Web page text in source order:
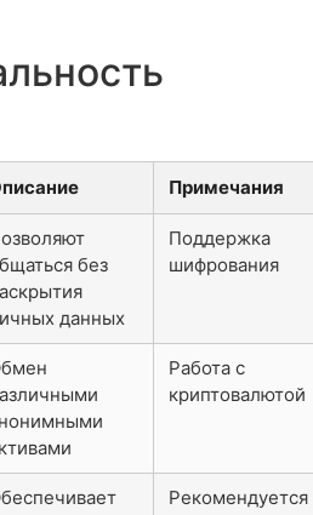
Примечания
без
данных
Поддержка
шифрования
Работа с
криптовалютой
Рекомендуется